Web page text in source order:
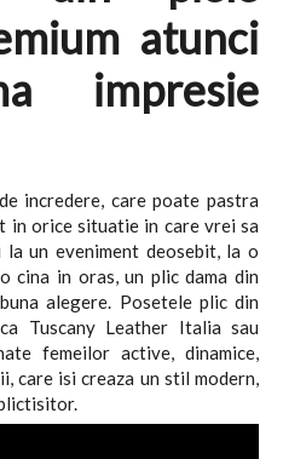
atunci
impresie
incredere, care poate pastra
in orice situatie in care vrei sa
un eveniment deosebit, la o
cina in oras, un plic dama din
alegere. Posetele plic din
Tuscany Leather Italia sau
femeilor active, dinamice,
care isi creaza un stil modern,